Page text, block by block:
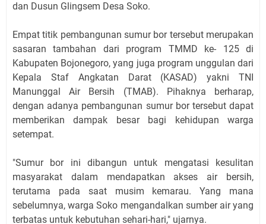
dan Dusun Glingsem Desa Soko.
Empat titik pembangunan sumur bor tersebut merupakan
sasaran tambahan dari program TMMD ke- 125 di
Kabupaten Bojonegoro, yang juga program unggulan dari
Kepala Staf Angkatan Darat (KASAD) yakni TNI
Manunggal Air Bersih (TMAB). Pihaknya berharap,
dengan adanya pembangunan sumur bor tersebut dapat
memberikan dampak besar bagi kehidupan warga
setempat.
"Sumur bor ini dibangun untuk mengatasi kesulitan
masyarakat dalam mendapatkan akses air bersih,
terutama pada saat musim kemarau. Yang mana
sebelumnya, warga Soko mengandalkan sumber air yang
terbatas untuk kebutuhan sehari-hari," ujarnya.